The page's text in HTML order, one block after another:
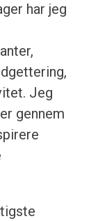
har jeg
Jeg
gennem